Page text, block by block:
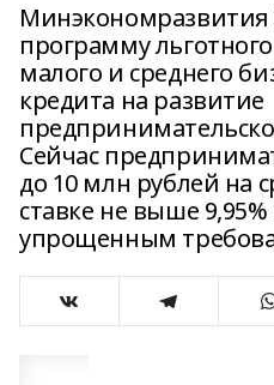
Минэкономразвития
программу
малого и среднего
кредита на развитие
Сейчас
до 10 млн рублей на
ставке не выше
упрощенным